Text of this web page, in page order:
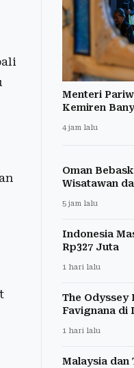
Menteri
Kemiren
4 jam lalu
Oman
Wisatawan
5 jam lalu
Indonesia
Rp327 Juta
1 hari lalu
The Odyssey
Favignana di
1 hari lalu
Malaysia dan